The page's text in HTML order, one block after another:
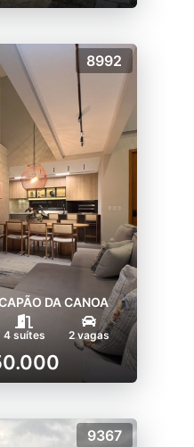
8992
DA CANOA
4 suítes 2 vagas
9367